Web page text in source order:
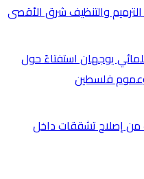
والتنظيف شرق الأقصى
يوجهان استفتاءً حول
فلسطين
من إصلاح تشققات داخل